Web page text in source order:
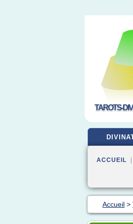
TAROTS-
ACCUEIL |
Accueil >